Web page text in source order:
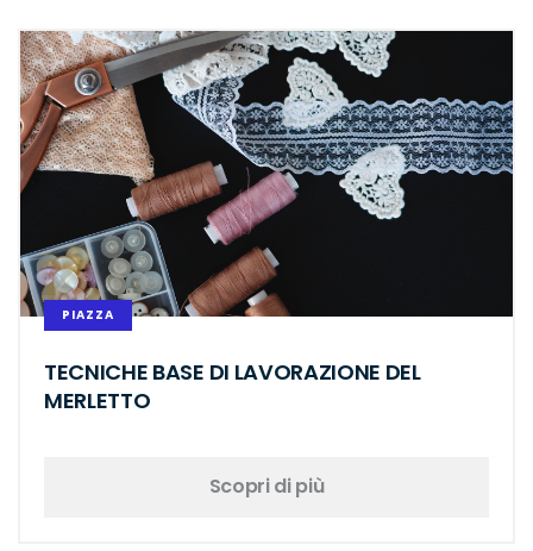
PIAZZA
TECNICHE BASE DI LAVORAZIONE DEL
MERLETTO
Scopri di più